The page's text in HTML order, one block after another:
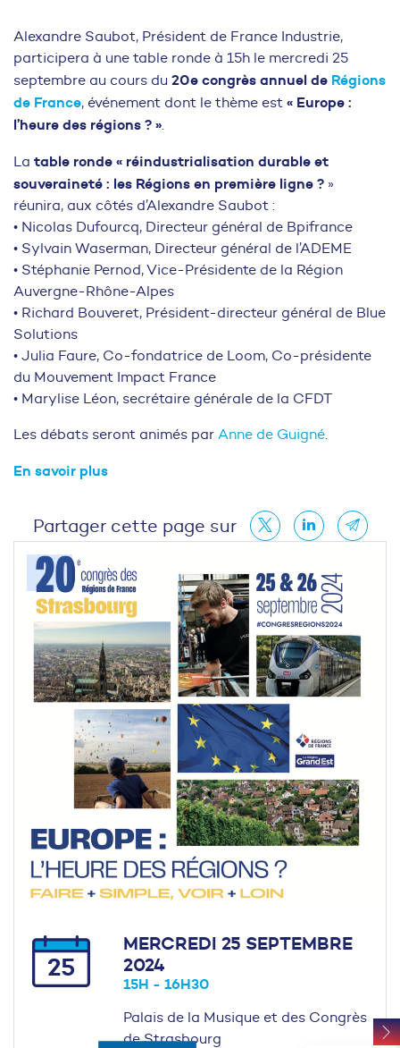
Alexandre Saubot, Président de France Industrie,
participera à une table ronde à 15h le mercredi 25
septembre au cours du 20e congrès annuel de Régions
de France, événement dont le thème est « Europe :
l’heure des régions ? »
La table ronde « réindustrialisation durable et
souveraineté : les Régions en première ligne ? »
réunira, aux côtés d’Alexandre Saubot :
• Nicolas Dufourcq, Directeur général de Bpifrance
• Sylvain Waserman, Directeur général de l’ADEME
• Stéphanie Pernod, Vice-Présidente de la Région
Auvergne-Rhône-Alpes
• Richard Bouveret, Président-directeur général de Blue
Solutions
• Julia Faure, Co-fondatrice de Loom, Co-présidente
du Mouvement Impact France
• Marylise Léon, secrétaire générale de la CFDT
Les débats seront animés par Anne de Guigné
En savoir plus
Partager cette page sur
25
MERCREDI 25 SEPTEMBRE
2024
15H - 16H30
Palais de la Musique et des Congrès
de Strasbourg